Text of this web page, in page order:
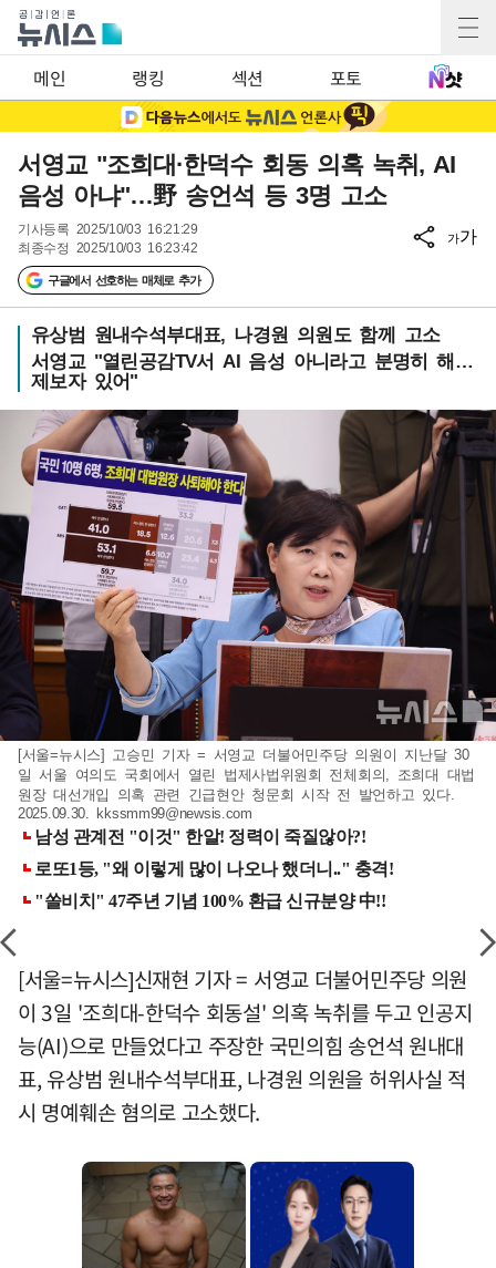
메인 랭킹 섹션 포토
서영교 "조희대·한덕수 회동 의혹 녹취, AI
음성 아냐"…野 송언석 등 3명 고소
기사등록 2025/10/03 16:21:29
최종수정 2025/10/03 16:23:42
구글에서 선호하는 매체로 추가
가가
유상범 원내수석부대표, 나경원 의원도 함께 고소
서영교 "열린공감TV서 AI 음성 아니라고 분명히 해…
제보자 있어"
[서울=뉴시스] 고승민 기자 = 서영교 더불어민주당 의원이 지난달 30
일 서울 여의도 국회에서 열린 법제사법위원회 전체회의, 조희대 대법
원장 대선개입 의혹 관련 긴급현안 청문회 시작 전 발언하고 있다.
2025.09.30. kkssmm99@newsis.com
[서울=뉴시스]신재현 기자 = 서영교 더불어민주당 의원
이 3일 '조희대-한덕수 회동설' 의혹 녹취를 두고 인공지
능(AI)으로 만들었다고 주장한 국민의힘 송언석 원내대
표, 유상범 원내수석부대표, 나경원 의원을 허위사실 적
시 명예훼손 혐의로 고소했다.